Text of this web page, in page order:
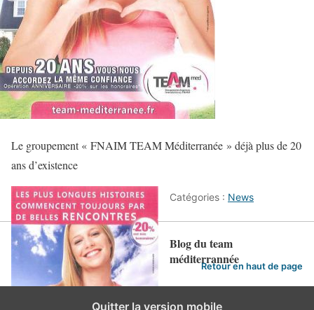
Le groupement « FNAIM TEAM Méditerranée » déjà plus de 20
ans d’existence
Catégories : News
Blog du team
méditerrannée
Retour en haut de page
Quitter la version mobile